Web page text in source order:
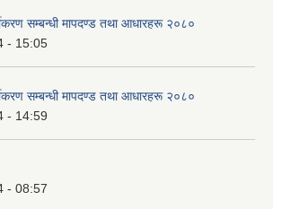
सम्बन्धी मापदण्ड तथा आधारहरू २०८०
- 15:05
सम्बन्धी मापदण्ड तथा आधारहरू २०८०
- 14:59
- 08:57